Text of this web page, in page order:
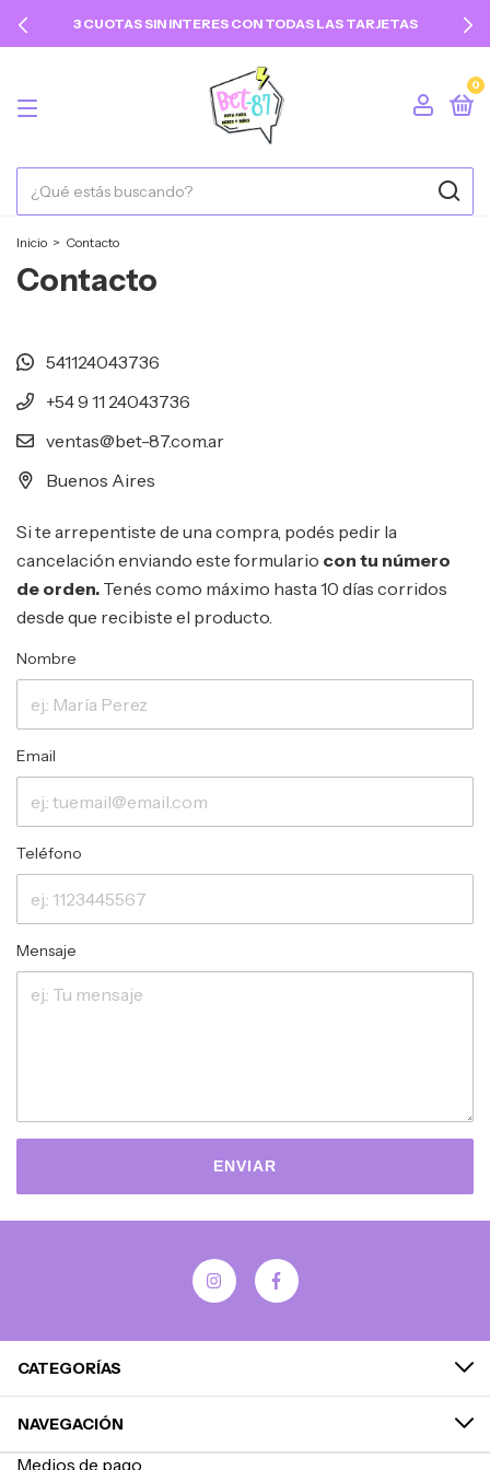
3 CUOTAS SIN INTERES CON TODAS LAS TARJETAS
0
Inicio > Contacto
Contacto
541124043736
+54 9 11 24043736
ventas@bet-87.com.ar
Buenos Aires
Si te arrepentiste de una compra, podés pedir la
cancelación enviando este formulario con tu número
de orden. Tenés como máximo hasta 10 días corridos
desde que recibiste el producto.
Nombre
Email
Teléfono
Mensaje
ENVIAR
CATEGORÍAS
NAVEGACIÓN
Medios de pago